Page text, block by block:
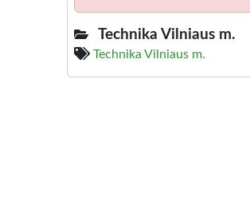
Technika Vilniaus m.
Technika Vilniaus m.